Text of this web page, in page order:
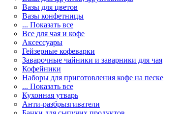
Вазы для цветов
Вазы конфетницы
... Показать все
Все для чая и кофе
Аксессуары
Гейзерные кофеварки
Заварочные чайники и заварники для чая
Кофейники
Наборы для приготовления кофе на песке
... Показать все
Кухонная утварь
Анти-разбрызгиватели